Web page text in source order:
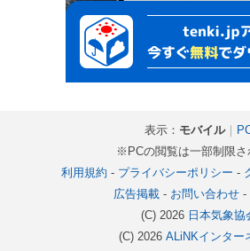
表示： モバイル｜
※PCの閲覧は一部制限さ
利用規約 - プライバシーポリシー -
広告掲載- お問い合わせ-
(C) 2026 日本気象協
(C) 2026 ALiNKインター